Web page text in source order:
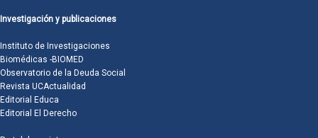
Investigación y publicaciones
Instituto de Investigaciones
Biomédicas -BIOMED
Observatorio de la Deuda Social
Revista UCActualidad
Editorial Educa
Editorial El Derecho